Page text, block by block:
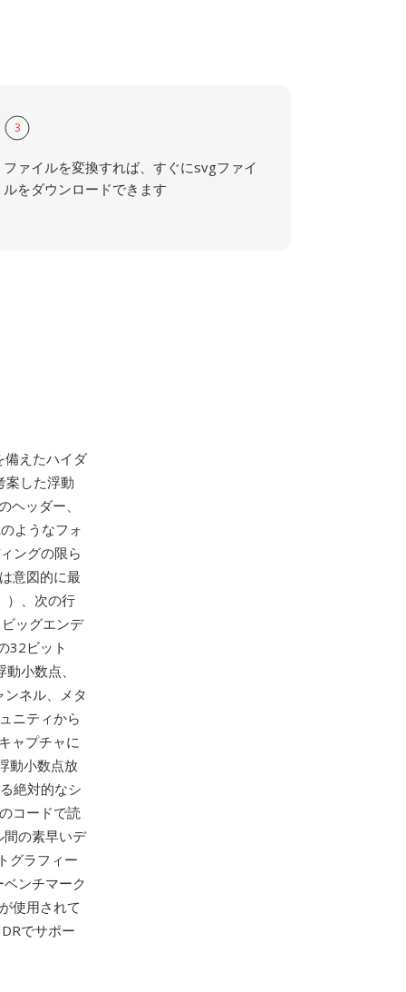
3
ファイルを変換すれば、すぐにsvgファイ
ルをダウンロードできます
えたハイダ
案した浮動
ッダー、
ようなフォ
ングの限ら
意図的に最
）、次の行
ッグエンデ
32ビット
小数点、
ネル、メタ
ニティから
ャプチャに
動小数点放
絶対的なシ
コードで読
の素早いデ
グラフィー
ンチマーク
使用されて
でサポー